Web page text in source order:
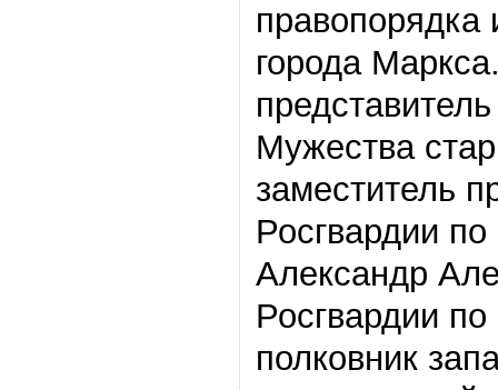
правопорядка
города
Мужества
заместитель
Росгвардии
Александр
Росгвардии
полковник